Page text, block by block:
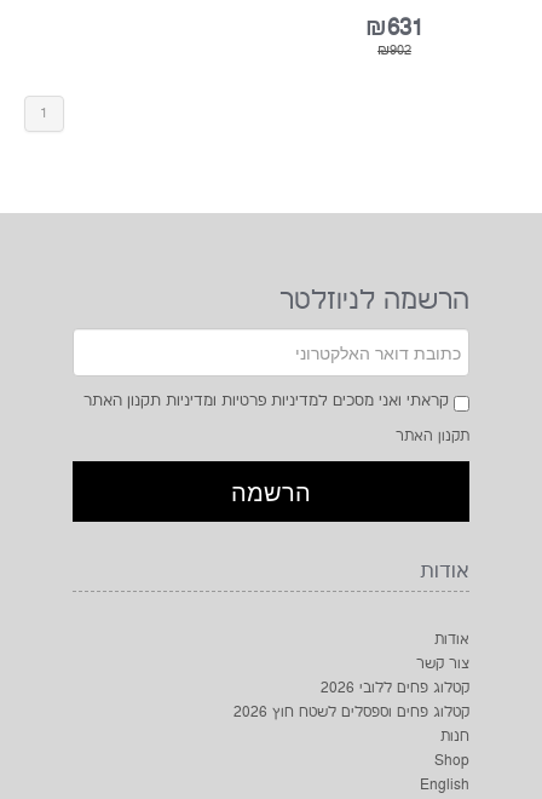
1
הרשמה לניוזלטר
קראתי ואני מסכים למדיניות פרטיות ומדיניות תקנון האתר
תקנון האתר
אודות
אודות
צור קשר
קטלוג פחים ללובי 2026
קטלוג פחים וספסלים לשטח חוץ 2026
חנות
Shop
English